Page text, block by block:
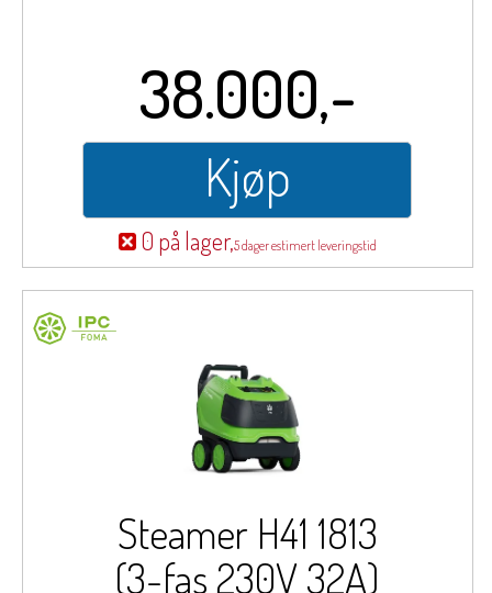
38.000,-
Kjøp
0 på lager,5 dager estimert leveringstid
Steamer H41 1813
(3-fas 230V 32A)